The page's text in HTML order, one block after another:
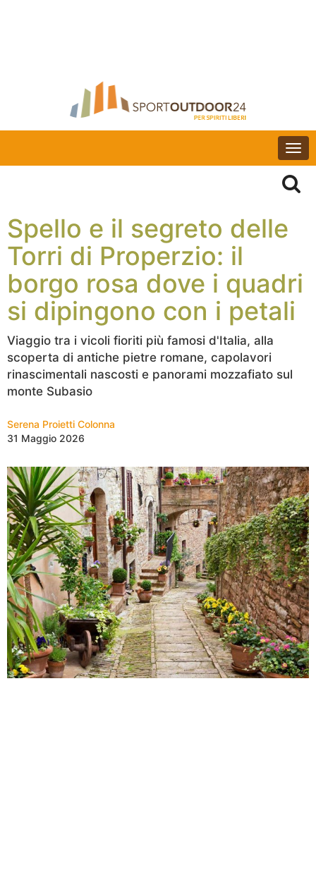
Spello e il segreto delle
Torri di Properzio: il
borgo rosa dove i quadri
si dipingono con i petali
Viaggio tra i vicoli fioriti più famosi d'Italia, alla
scoperta di antiche pietre romane, capolavori
rinascimentali nascosti e panorami mozzafiato sul
monte Subasio
Serena Proietti Colonna
31 Maggio 2026